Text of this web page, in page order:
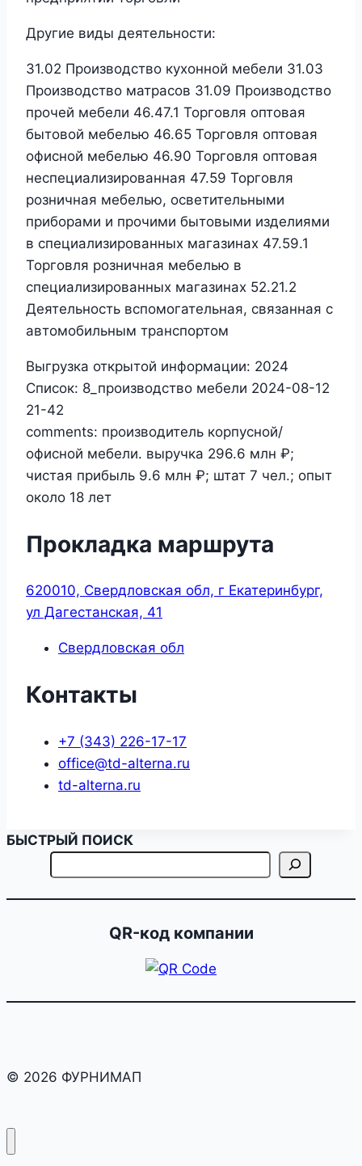
Другие виды деятельности:
31.02 Производство кухонной мебели 31.03
Производство матрасов 31.09 Производство
прочей мебели 46.47.1 Торговля оптовая
бытовой мебелью 46.65 Торговля оптовая
офисной мебелью 46.90 Торговля оптовая
неспециализированная 47.59 Торговля
розничная мебелью, осветительными
приборами и прочими бытовыми изделиями
в специализированных магазинах 47.59.1
Торговля розничная мебелью в
специализированных магазинах 52.21.2
Деятельность вспомогательная, связанная с
автомобильным транспортом
Выгрузка открытой информации: 2024
Список: 8_производство мебели 2024-08-12
21-42
comments: производитель корпусной/
офисной мебели. выручка 296.6 млн ₽;
чистая прибыль 9.6 млн ₽; штат 7 чел.; опыт
около 18 лет
Прокладка маршрута
620010, Свердловская обл, г Екатеринбург,
ул Дагестанская, 41
Свердловская обл
Контакты
+7 (343) 226-17-17
office@td-alterna.ru
td-alterna.ru
БЫСТРЫЙ ПОИСК
QR-код компании
© 2026 ФУРНИМАП